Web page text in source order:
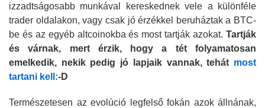
izzadtságosabb munkával kereskednek vele a különféle
trader oldalakon, vagy csak jó érzékkel beruháztak a BTC-
be és az egyéb altcoinokba és most tartják azokat. Tartják
és várnak, mert érzik, hogy a tét folyamatosan
emelkedik, nekik pedig jó lapjaik vannak, tehát most
tartani kell:-D
Természetesen az evolúció legfelső fokán azok állnának,